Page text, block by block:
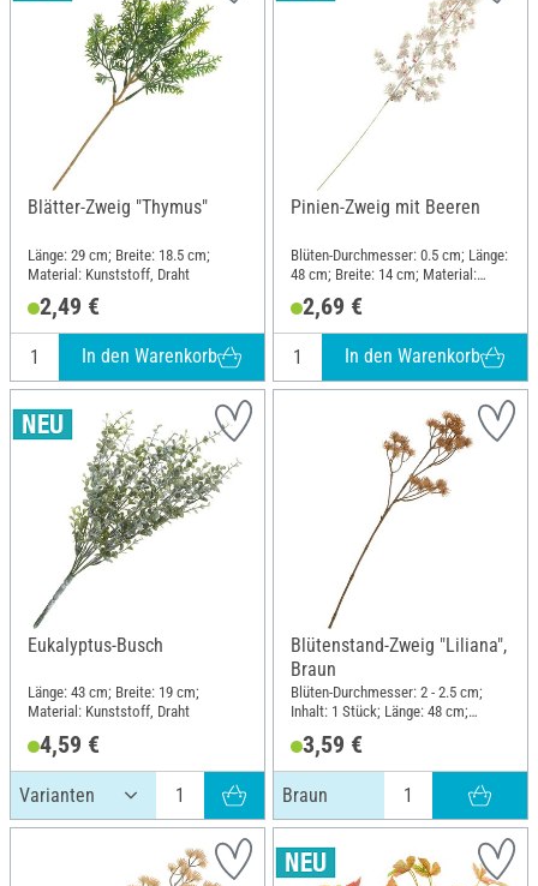
Blätter-Zweig "Thymus"
Länge: 29 cm; Breite: 18.5 cm;
Material: Kunststoff, Draht
2,49 €
In den Warenkorb
Pinien-Zweig mit Beeren
Blüten-Durchmesser: 0.5 cm; Länge:
48 cm; Breite: 14 cm; Material:
2,69 €
In den Warenkorb
Eukalyptus-Busch
Länge: 43 cm; Breite: 19 cm;
Material: Kunststoff, Draht
4,59 €
Blütenstand-Zweig "Liliana",
Braun
Blüten-Durchmesser: 2 - 2.5 cm;
Inhalt: 1 Stück; Länge: 48 cm;
Draht
3,59 €
Braun